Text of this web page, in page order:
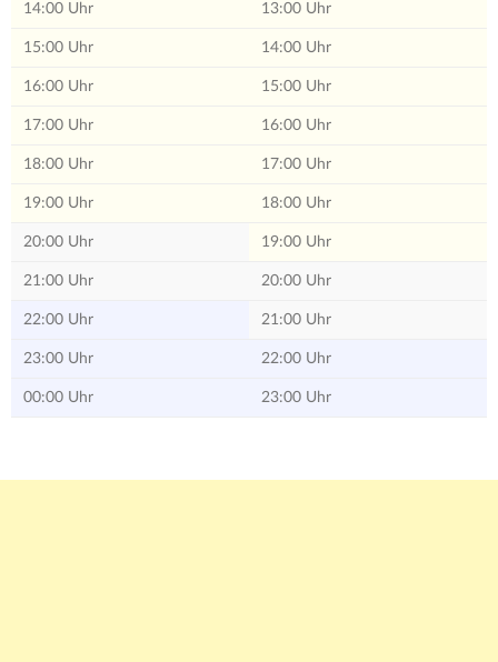
14:00 Uhr 13:00 Uhr
15:00 Uhr 14:00 Uhr
16:00 Uhr 15:00 Uhr
17:00 Uhr 16:00 Uhr
18:00 Uhr 17:00 Uhr
19:00 Uhr 18:00 Uhr
20:00 Uhr 19:00 Uhr
21:00 Uhr 20:00 Uhr
22:00 Uhr 21:00 Uhr
23:00 Uhr 22:00 Uhr
00:00 Uhr 23:00 Uhr